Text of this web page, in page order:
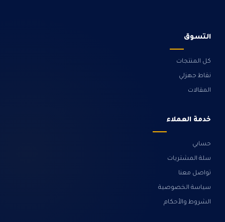
التسوق
كل المنتجات
نقاط جهزلي
المقالات
خدمة العملاء
حسابي
سلة المشتريات
تواصل معنا
سياسة الخصوصية
الشروط والأحكام